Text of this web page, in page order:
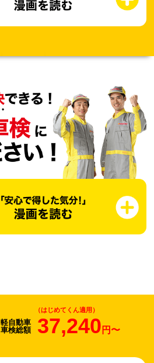
軽自動車
車検総額
37,240
（はじめてくん適用）